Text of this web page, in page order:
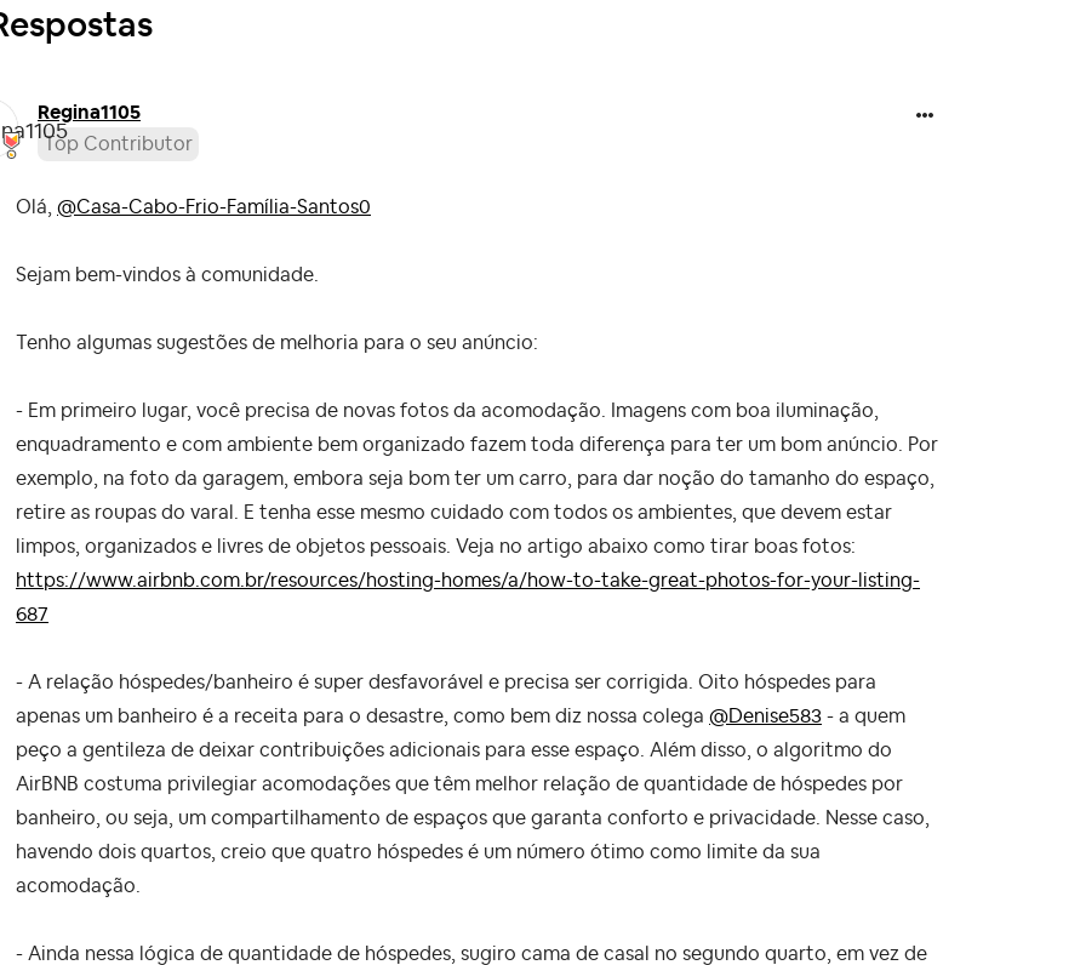
Regina1105
Top Contributor
Olá, @Casa-Cabo-Frio-Família-Santos0
Sejam bem-vindos à comunidade.
Tenho algumas sugestões de melhoria para o seu anúncio:
- Em primeiro lugar, você precisa de novas fotos da acomodação. Imagens com boa iluminação,
enquadramento e com ambiente bem organizado fazem toda diferença para ter um bom anúncio. Por
exemplo, na foto da garagem, embora seja bom ter um carro, para dar noção do tamanho do espaço,
retire as roupas do varal. E tenha esse mesmo cuidado com todos os ambientes, que devem estar
limpos, organizados e livres de objetos pessoais. Veja no artigo abaixo como tirar boas fotos:
https://www.airbnb.com.br/resources/hosting-homes/a/how-to-take-great-photos-for-your-listing-
687
- A relação hóspedes/banheiro é super desfavorável e precisa ser corrigida. Oito hóspedes para
apenas um banheiro é a receita para o desastre, como bem diz nossa colega @Denise583 - a quem
peço a gentileza de deixar contribuições adicionais para esse espaço. Além disso, o algoritmo do
AirBNB costuma privilegiar acomodações que têm melhor relação de quantidade de hóspedes por
banheiro, ou seja, um compartilhamento de espaços que garanta conforto e privacidade. Nesse caso,
havendo dois quartos, creio que quatro hóspedes é um número ótimo como limite da sua
acomodação.
- Ainda nessa lógica de quantidade de hóspedes, sugiro cama de casal no segundo quarto, em vez de